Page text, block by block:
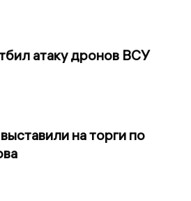
атаку дронов ВСУ
на торги по